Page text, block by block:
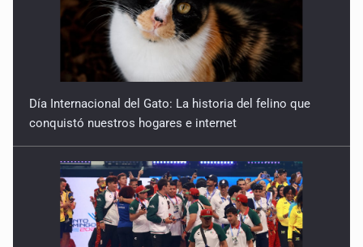
Reactivarán contraflujo en López Mateos Sur a partir del
13 de julio
9 de Julio de 2026
Y no se enoje con el FBI
9 de Julio de 2026
Lo que quedó del mundial
8 de Julio de 2026
conquistó nuestros hogares e internet